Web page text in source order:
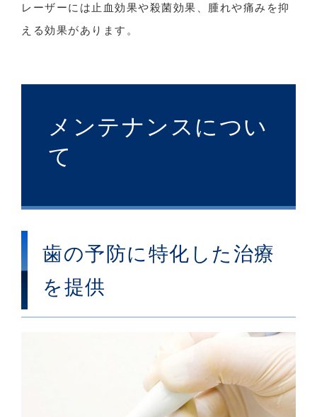
レーザーには止血効果や殺菌効果、腫れや痛みを抑
える効果があります。
メンテナンスについ
て
歯の予防に特化した治療
を提供